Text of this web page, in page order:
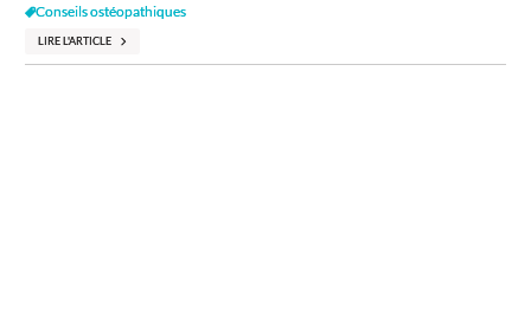
Conseils ostéopathiques
LIRE L'ARTICLE